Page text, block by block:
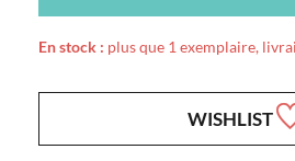
En stock : plus que 1 exemplaire,
WISHLIST